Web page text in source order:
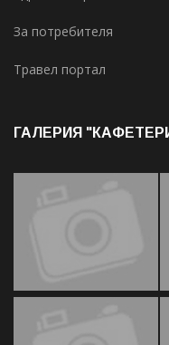
За потребителя
Травел портал
ГАЛЕРИЯ